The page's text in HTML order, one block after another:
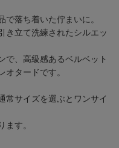
落ち着いた佇まいに。
き立て洗練されたシルエッ
で、高級感あるベルベット
タードです。
常サイズを選ぶとワンサイ
す。